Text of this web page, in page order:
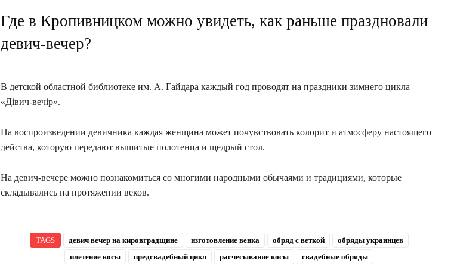
Где в Кропивницком можно увидеть, как раньше праздновали
девич-вечер?
В детской областной библиотеке им. А. Гайдара каждый год проводят на праздники зимнего цикла
«Дівич-вечір».
На воспроизведении девичника каждая женщина может почувствовать колорит и атмосферу настоящего
действа, которую передают вышитые полотенца и щедрый стол.
На девич-вечере можно познакомиться со многими народными обычаями и традициями, которые
складывались на протяжении веков.
TAGS девич вечер на кировградщине изготовление венка обряд с веткой
обряды украинцев
плетение косы
предсвадебный цикл расчесывание косы свадебные обряды